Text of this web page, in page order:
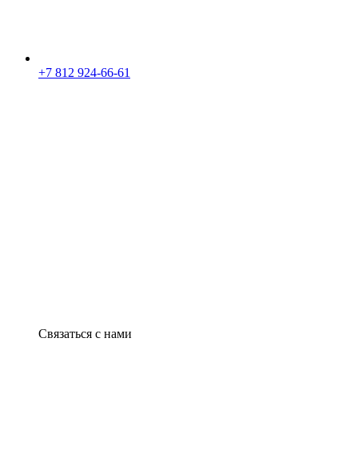
+7 812 924-66-61
Связаться с нами